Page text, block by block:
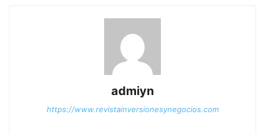
admiyn
https://www.revistainversionesynegocios.com